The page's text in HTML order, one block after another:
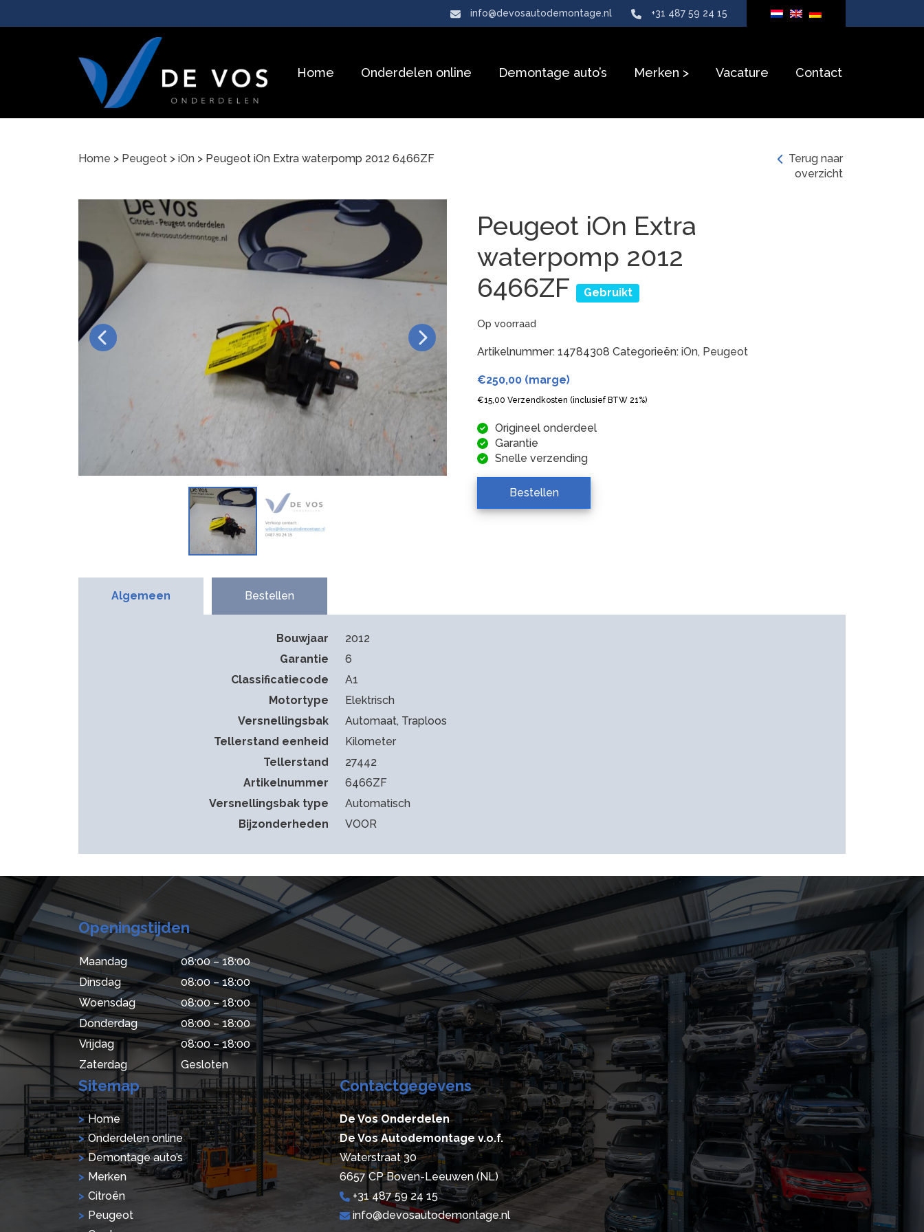
info@devosautodemontage.nl +31 487 59 24 15
Home Onderdelen online Demontage auto’s Merken Vacature Contact
Home > Peugeot > iOn > Peugeot iOn Extra waterpomp 2012 6466ZF
Peugeot iOn Extra
waterpomp 2012
6466ZF
Gebruikt
Terug naar
overzicht
Op voorraad
Artikelnummer:14784308 Categorieën:iOn, Peugeot
€250,00 (marge)
€15,00 Verzendkosten (inclusief BTW 21%)
Origineel onderdeel
Garantie
Snelle verzending
Bestellen
Algemeen Bestellen
Bouwjaar
2012
Garantie
6
Classificatiecode
A1
Motortype
Elektrisch
Versnellingsbak
Automaat, Traploos
Tellerstand eenheid
Kilometer
Tellerstand
27442
Artikelnummer
6466ZF
Versnellingsbak type
Automatisch
Bijzonderheden
VOOR
Openingstijden
Maandag
08:00 – 18:00
Dinsdag
08:00 – 18:00
Woensdag
08:00 – 18:00
Donderdag
08:00 – 18:00
Vrijdag
08:00 – 18:00
Zaterdag
Gesloten
Sitemap
Home
Onderdelen online
Demontage auto’s
Merken
Citroën
Peugeot
Contactgegevens
De Vos Onderdelen
De Vos Autodemontage v.o.f.
Waterstraat 30
6657 CP Boven-Leeuwen (NL)
+31 487 59 24 15
info@devosautodemontage.nl